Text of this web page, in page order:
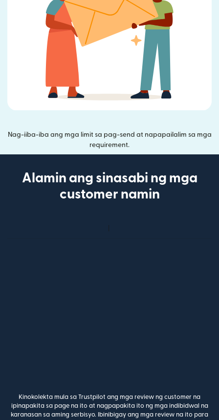
Nag-iiba-iba ang mga limit sa pag-send at napapailalim sa mga
requirement.
Alamin ang sinasabi ng mga
customer namin
Kinokolekta mula sa Trustpilot ang mga review ng customer na
ipinapakita sa page na ito at nagpapakita ito ng mga indibidwal na
karanasan sa aming serbisyo. Ibinibigay ang mga review na ito para